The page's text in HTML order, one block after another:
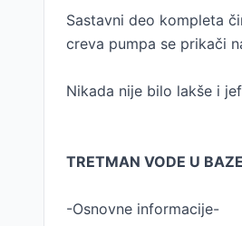
Sastavni deo kompleta
creva pumpa se prikači
Nikada nije bilo lakše i
TRETMAN VODE U
-Osnovne informacije-